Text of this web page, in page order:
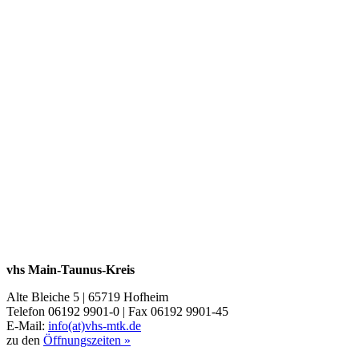
vhs Main-Taunus-Kreis
Alte Bleiche 5 | 65719 Hofheim
Telefon 06192 9901-0 | Fax 06192 9901-45
E-Mail: info(at)vhs-mtk.de
zu den Öffnungszeiten »